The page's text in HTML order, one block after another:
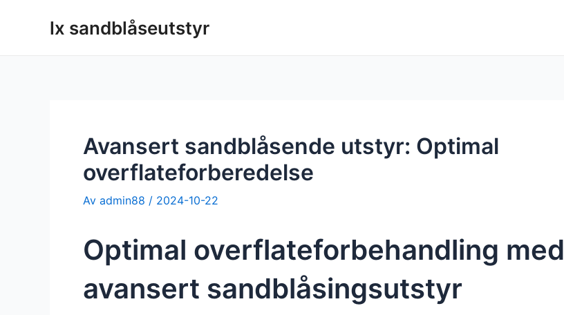
lx sandblåseutstyr
Avansert sandblåsende utstyr: Optimal
overflateforberedelse
Av admin88 / 2024-10-22
Optimal overflateforbehandling med
avansert sandblåsingsutstyr